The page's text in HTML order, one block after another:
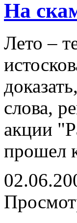
На
Лето –
слова,
акции
прошел